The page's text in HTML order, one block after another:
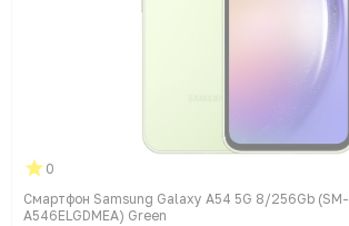
0
Смартфон Samsung Galaxy A54 5G 8/256Gb (SM-
A546ELGDMEA) Green